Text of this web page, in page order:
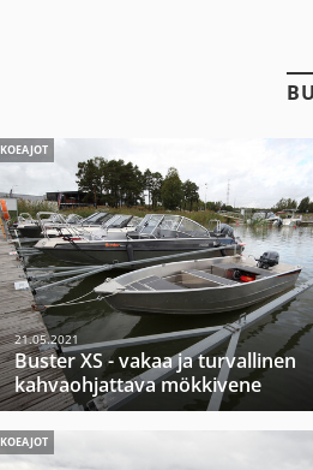
KOEAJOT
21.05.2021
Buster XS - vakaa ja turvallinen
kahvaohjattava mökkivene
KOEAJOT